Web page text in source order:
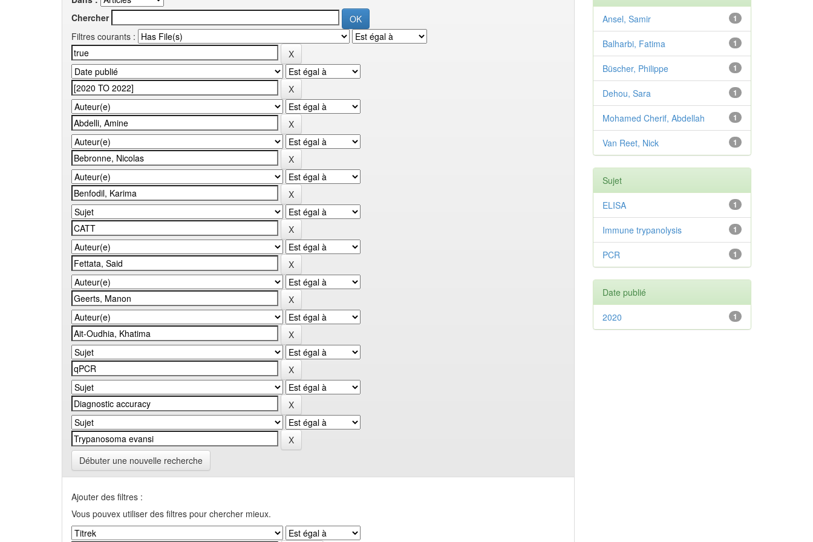
Chercher
Filtres courants :
Débuter une nouvelle recherche
Ajouter des filtres :
Vous pouvex utiliser des filtres pour chercher mieux.
1
Ansel, Samir
1
Balharbi, Fatima
1
Büscher, Philippe
1
Dehou, Sara
1
Mohamed Cherif, Abdellah
1
Van Reet, Nick
Sujet
1
ELISA
1
Immune trypanolysis
1
PCR
Date publié
1
2020